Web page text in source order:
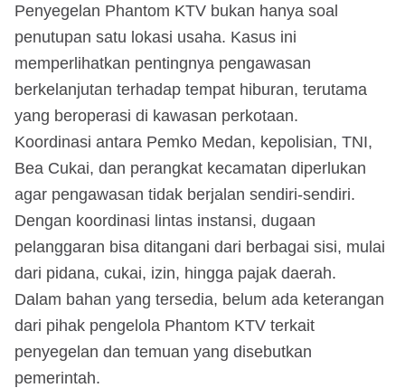
Penyegelan Phantom KTV bukan hanya soal
penutupan satu lokasi usaha. Kasus ini
memperlihatkan pentingnya pengawasan
berkelanjutan terhadap tempat hiburan, terutama
yang beroperasi di kawasan perkotaan.
Koordinasi antara Pemko Medan, kepolisian, TNI,
Bea Cukai, dan perangkat kecamatan diperlukan
agar pengawasan tidak berjalan sendiri-sendiri.
Dengan koordinasi lintas instansi, dugaan
pelanggaran bisa ditangani dari berbagai sisi, mulai
dari pidana, cukai, izin, hingga pajak daerah.
Dalam bahan yang tersedia, belum ada keterangan
dari pihak pengelola Phantom KTV terkait
penyegelan dan temuan yang disebutkan
pemerintah.